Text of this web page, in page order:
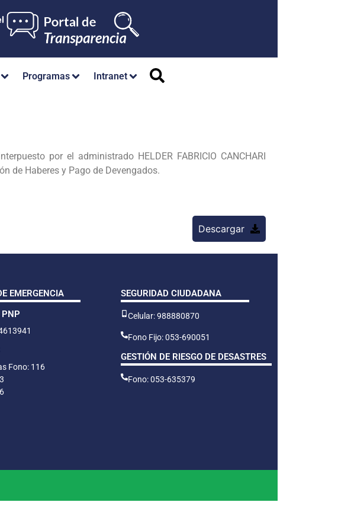
Programas Intranet
por el administrado HELDER FABRICIO CANCHARI
de Haberes y Pago de Devengados.
Descargar
EMERGENCIA
PNP
Fono: 116
SEGURIDAD CIUDADANA
Celular: 988880870
Fono Fijo: 053-690051
GESTIÓN DE RIESGO DE DESASTRES
Fono: 053-635379